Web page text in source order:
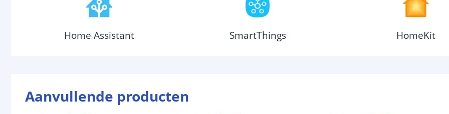
Home Assistant SmartThings HomeKit
Aanvullende producten